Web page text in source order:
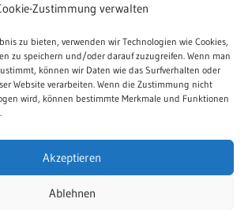
Zustimmung verwalten
zu bieten, verwenden wir Technologien wie Cookies,
zu speichern und/oder darauf zuzugreifen. Wenn man
können wir Daten wie das Surfverhalten oder
Website verarbeiten. Wenn die Zustimmung nicht
wird, können bestimmte Merkmale und Funktionen
Akzeptieren
Ablehnen